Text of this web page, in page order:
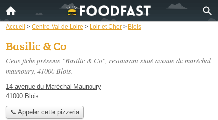
Accueil > Centre-Val de Loire > Loir-et-Cher > Blois
Basilic & Co
Cette fiche présente "Basilic & Co", restaurant situé avenue du maréchal
maunoury, 41000 Blois.
14 avenue du Maréchal Maunoury
41000 Blois
📞 Appeler cette pizzeria